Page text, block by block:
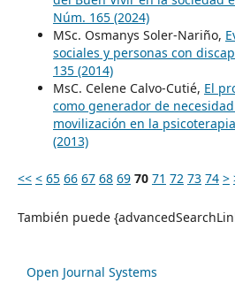
Núm. 165 (2024)
MSc. Osmanys Soler-Nariño,
sociales y personas con
135 (2014)
MsC. Celene Calvo-Cutié, El
como generador de
movilización en la psicoterapia
(2013)
<< < 65 66 67 68 69 70 71 72 73 74 >
También puede
Open Journal Systems